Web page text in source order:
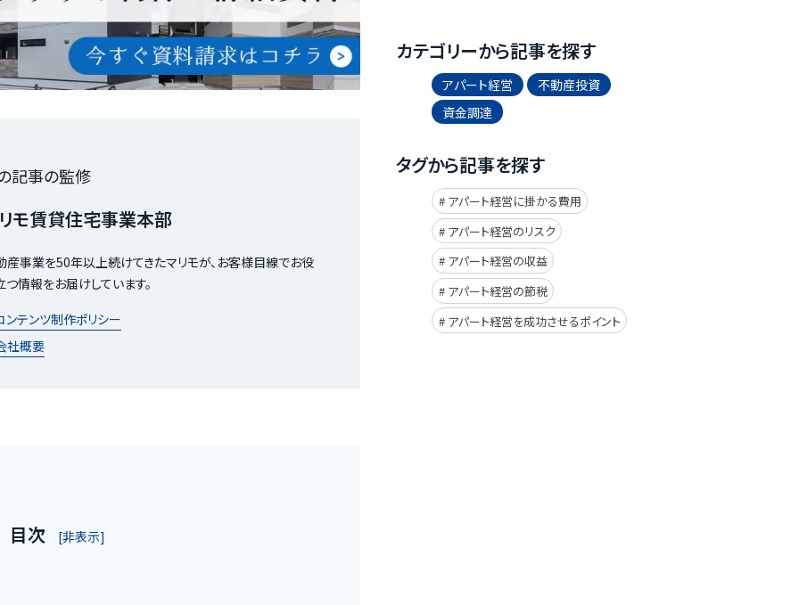
記事の監修
モ賃貸住宅事業本部
産事業を50年以上続けてきたマリモが、お客様目線でお役
つ情報をお届けしています。
ンテンツ制作ポリシー
社概要
目次 [非表示]
カテゴリーから記事を探す
アパート経営
不動産投資
資金調達
タグから記事を探す
アパート経営に掛かる費用
アパート経営のリスク
アパート経営の収益
アパート経営の節税
アパート経営を成功させるポイント